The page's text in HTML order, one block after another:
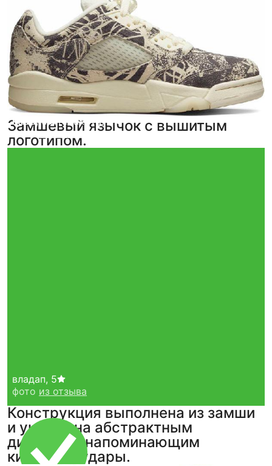
Замшевый язычок с вышитым
логотипом.
ksiva, 5
фотоиз отзыва
Ekaterina Kidakova, 5
фотоиз отзыва
владап, 5
фото из отзыва
Конструкция выполнена из замши
и украшена абстрактным
дизайном, напоминающим
кистевые удары.